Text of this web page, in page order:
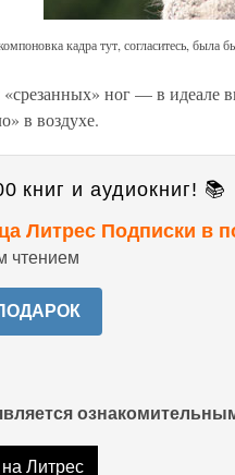
кадра тут, согласитесь, была
«срезанных» ног — в
в воздухе.
книг и аудиокниг! 📚
Литрес Подписки в
чтением
Литрес